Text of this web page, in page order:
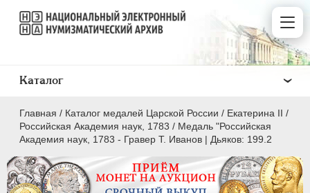
Главная / Каталог медалей Царской России / Екатерина II /
Российская Академия наук, 1783 / Медаль "Российская
Академия наук, 1783 - Гравер T. Иванов | Дьяков: 199.2
Каталог